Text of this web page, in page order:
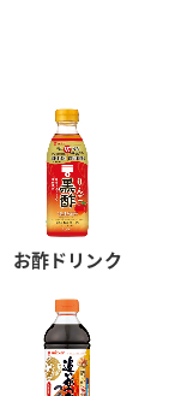
お酢ドリンク